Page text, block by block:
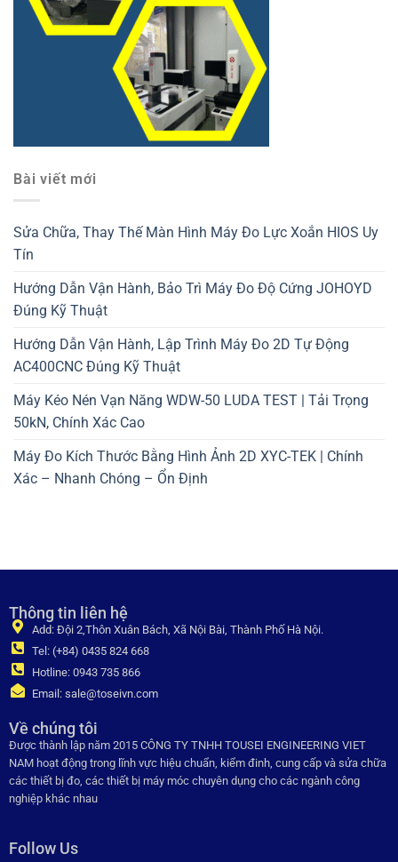
Bài viết mới
Sửa Chữa, Thay Thế Màn Hình Máy Đo Lực Xoắn HIOS Uy
Tín
Hướng Dẫn Vận Hành, Bảo Trì Máy Đo Độ Cứng JOHOYD
Đúng Kỹ Thuật
Hướng Dẫn Vận Hành, Lập Trình Máy Đo 2D Tự Động
AC400CNC Đúng Kỹ Thuật
Máy Kéo Nén Vạn Năng WDW-50 LUDA TEST | Tải Trọng
50kN, Chính Xác Cao
Máy Đo Kích Thước Bằng Hình Ảnh 2D XYC-TEK | Chính
Xác – Nhanh Chóng – Ổn Định
Thông tin liên hệ
Add: Đội 2,Thôn Xuân Bách, Xã Nội Bài, Thành Phố Hà Nội.
Tel: (+84) 0435 824 668
Hotline: 0943 735 866
Email: sale@toseivn.com
Về chúng tôi
Được thành lập năm 2015 CÔNG TY TNHH TOUSEI ENGINEERING VIET
NAM hoạt động trong lĩnh vực hiệu chuẩn, kiểm đinh, cung cấp và sửa chữa
các thiết bị đo, các thiết bị máy móc chuyên dụng cho các ngành công
nghiệp khác nhau
Follow Us